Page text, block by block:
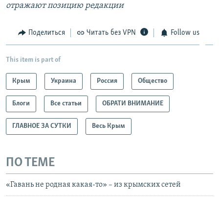
отражают позицию редакции
Поделиться Читать без VPN Follow us
This item is part of
Крым Украина Россия Общество
Блоги Все статьи ОБРАТИ ВНИМАНИЕ
ГЛАВНОЕ ЗА СУТКИ Весь Крым
ПО ТЕМЕ
«Гавань не родная какая-то» – из крымских сетей